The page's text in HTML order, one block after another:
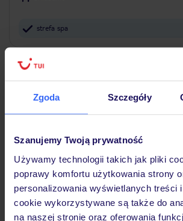
Zgoda Szczegóły
Szanujemy Twoją prywatność
Używamy technologii takich jak pliki
poprawy komfortu użytkowania strony
personalizowania wyświetlanych treści
cookie wykorzystywane są także do
na naszej stronie oraz oferowania
strefa spa
ZALICZKA 25%